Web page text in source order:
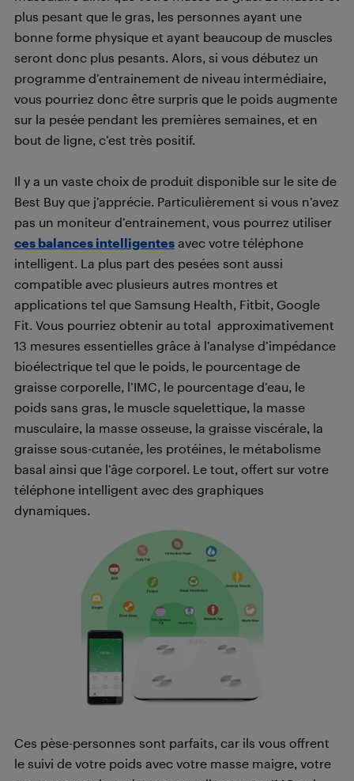
plus pesant que le gras, les personnes ayant une
bonne forme physique et ayant beaucoup de muscles
seront donc plus pesants. Alors, si vous débutez un
programme d’entrainement de niveau intermédiaire,
vous pourriez donc être surpris que le poids augmente
sur la pesée pendant les premières semaines, et en
bout de ligne, c’est très positif.
Il y a un vaste choix de produit disponible sur le site de
Best Buy que j’apprécie. Particulièrement si vous n’avez
pas un moniteur d’entrainement, vous pourrez utiliser
ces balances intelligentes avec votre téléphone
intelligent. La plus part des pesées sont aussi
compatible avec plusieurs autres montres et
applications tel que Samsung Health, Fitbit, Google
Fit. Vous pourriez obtenir au total approximativement
13 mesures essentielles grâce à l’analyse d’impédance
bioélectrique tel que le poids, le pourcentage de
graisse corporelle, l’IMC, le pourcentage d’eau, le
poids sans gras, le muscle squelettique, la masse
musculaire, la masse osseuse, la graisse viscérale, la
graisse sous-cutanée, les protéines, le métabolisme
basal ainsi que l’âge corporel. Le tout, offert sur votre
téléphone intelligent avec des graphiques
dynamiques.
Ces pèse-personnes sont parfaits, car ils vous offrent
le suivi de votre poids avec votre masse maigre, votre